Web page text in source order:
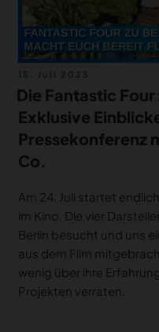
am
Die Fantastic Four
Exklusive
Pressekonferenz
Co.
Am 24. Juli startet
im Kino. Die vier
Berlin besucht und uns
aus dem Film
wenig über ihre
Projekten verraten.